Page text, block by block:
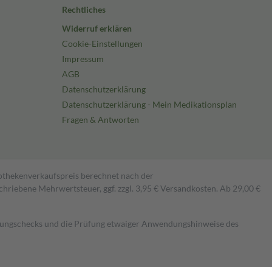
Rechtliches
Widerruf erklären
Cookie-Einstellungen
Impressum
AGB
Datenschutzerklärung
Datenschutzerklärung - Mein Medikationsplan
Fragen & Antworten
berechnet nach der
Mehrwertsteuer, ggf. zzgl. 3,95 € Versandkosten. Ab 29,00 €
und die Prüfung etwaiger Anwendungshinweise des